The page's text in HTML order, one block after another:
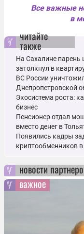
Все важные
в
читайте
также
На Сахалине парень
затолкнул в
ВС России
Днепропетровской
Экосистема роста:
бизнес
Пенсионер отдал
вместо денег в
Появились кадры
криптообменников
новости
важное